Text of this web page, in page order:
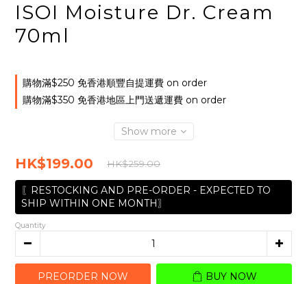
ISOI Moisture Dr. Cream
70ml
購物滿$250 免香港順豐自提運費 on order
購物滿$350 免香港地區上門送遞運費 on order
Show more
HK$199.00 HK$259.00
〖RESTOCKING AND PRE-ORDER - EXPECTED TO
SHIP WITHIN ONE MONTH〗
Quantity
PREORDER NOW BUY NOW